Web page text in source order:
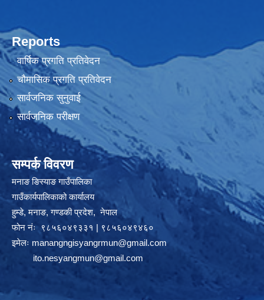
Reports
वार्षिक प्रगति प्रतिवेदन
चौमासिक प्रगति प्रतिवेदन
सार्वजनिक सुनुवाई
सार्वजनिक परीक्षण
सम्पर्क विवरण
मनाङ ङिस्याङ गाउँपालिका
गाउँकार्यपालिकाको कार्यालय
हुम्डे, मनाङ, गण्डकी प्रदेश, ‍ नेपाल
फोन नंः ९८५६०४९३३१ | ९८५६०४९४६०
इमेलः manangngisyangrmun@gmail.com
ito.nesyangmun@gmail.com